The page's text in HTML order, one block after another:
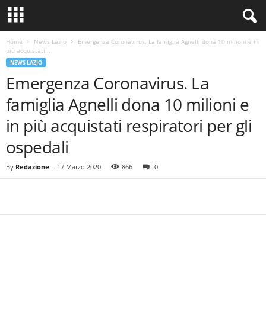
Home News Lazio
Emergenza Coronavirus. La famiglia Agnelli dona 10 milioni e in
più acquistati...
NEWS LAZIO
Emergenza Coronavirus. La
famiglia Agnelli dona 10 milioni e
in più acquistati respiratori per gli
ospedali
By Redazione - 17 Marzo 2020 866 0